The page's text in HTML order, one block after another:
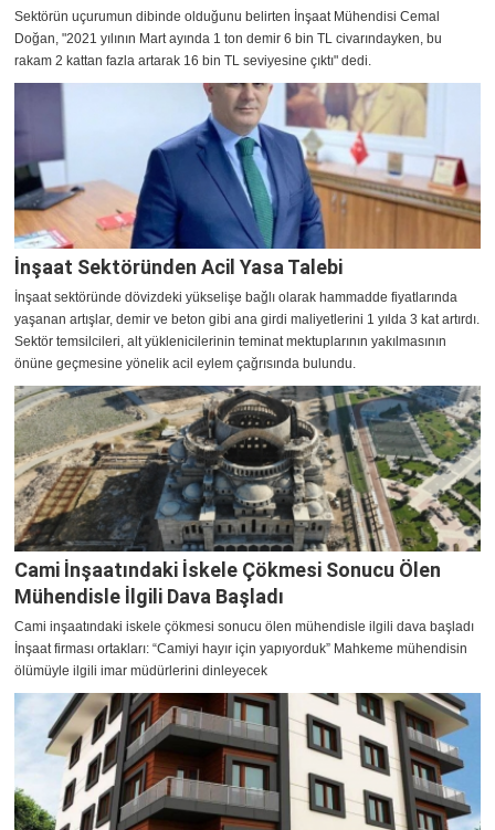
Sektörün uçurumun dibinde olduğunu belirten İnşaat Mühendisi Cemal
Doğan, "2021 yılının Mart ayında 1 ton demir 6 bin TL civarındayken, bu
rakam 2 kattan fazla artarak 16 bin TL seviyesine çıktı" dedi.
İnşaat Sektöründen Acil Yasa Talebi
İnşaat sektöründe dövizdeki yükselişe bağlı olarak hammadde fiyatlarında
yaşanan artışlar, demir ve beton gibi ana girdi maliyetlerini 1 yılda 3 kat artırdı.
Sektör temsilcileri, alt yüklenicilerinin teminat mektuplarının yakılmasının
önüne geçmesine yönelik acil eylem çağrısında bulundu.
Cami İnşaatındaki İskele Çökmesi Sonucu Ölen
Mühendisle İlgili Dava Başladı
Cami inşaatındaki iskele çökmesi sonucu ölen mühendisle ilgili dava başladı
İnşaat firması ortakları: “Camiyi hayır için yapıyorduk” Mahkeme mühendisin
ölümüyle ilgili imar müdürlerini dinleyecek